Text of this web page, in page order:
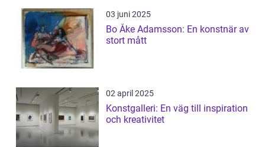
03 juni 2025
Bo Åke Adamsson: En konstnär av
stort mått
02 april 2025
Konstgalleri: En väg till inspiration
och kreativitet